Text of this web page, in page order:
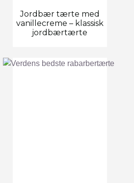
Jordbær tærte med
vanillecreme – klassisk
jordbærtærte